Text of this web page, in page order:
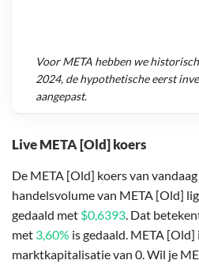
Live META [Old] koers
De META [Old] koers van
handelsvolume van META [Old]
gedaald met $0,6393 . Dat
met 3,60% is gedaald. META
marktkapitalisatie van 0. Wil je
VoorMETA hebben we
2024, de hypothetische eerst
aangepast.